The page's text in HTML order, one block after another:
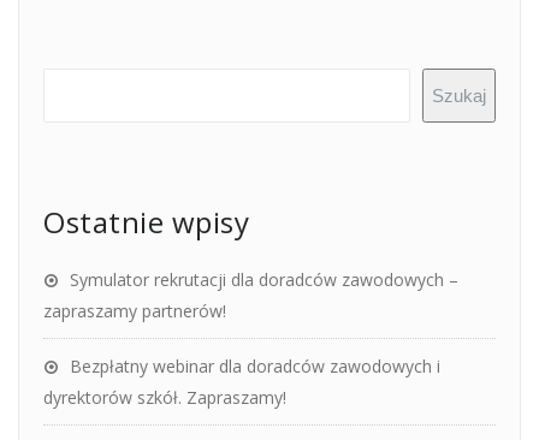
Szukaj
Ostatnie wpisy
Symulator rekrutacji dla doradców zawodowych –
zapraszamy partnerów!
Bezpłatny webinar dla doradców zawodowych i
dyrektorów szkół. Zapraszamy!